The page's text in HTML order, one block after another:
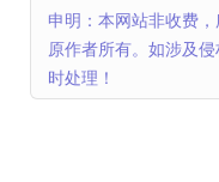
申明：本网站非收费
原作者所有。如涉及
时处理！